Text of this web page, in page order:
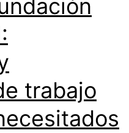
trabajo